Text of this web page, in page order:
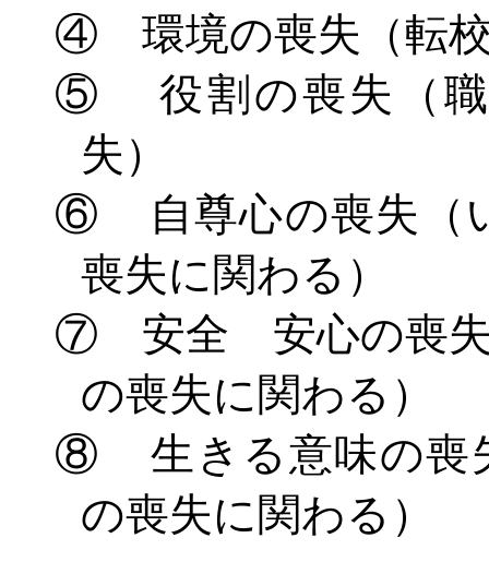
④ 環境の喪失（転校
⑤ 役割の喪失（職
失）
⑥ 自尊心の喪失（
喪失に関わる）
⑦ 安全 安心の喪失
の喪失に関わる）
⑧ 生きる意味の喪
の喪失に関わる）